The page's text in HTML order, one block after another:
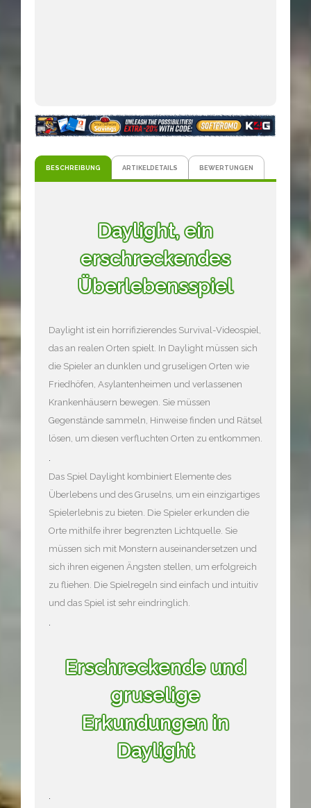
BESCHREIBUNG ARTIKELDETAILS BEWERTUNGEN
Daylight, ein
erschreckendes
Überlebensspiel
Daylight ist ein horrifizierendes Survival-Videospiel,
das an realen Orten spielt. In Daylight müssen sich
die Spieler an dunklen und gruseligen Orten wie
Friedhöfen, Asylantenheimen und verlassenen
Krankenhäusern bewegen. Sie müssen
Gegenstände sammeln, Hinweise finden und Rätsel
lösen, um diesen verfluchten Orten zu entkommen.
Das Spiel Daylight kombiniert Elemente des
Überlebens und des Gruselns, um ein einzigartiges
Spielerlebnis zu bieten. Die Spieler erkunden die
Orte mithilfe ihrer begrenzten Lichtquelle. Sie
müssen sich mit Monstern auseinandersetzen und
sich ihren eigenen Ängsten stellen, um erfolgreich
zu fliehen. Die Spielregeln sind einfach und intuitiv
und das Spiel ist sehr eindringlich.
Erschreckende und
gruselige
Erkundungen in
Daylight